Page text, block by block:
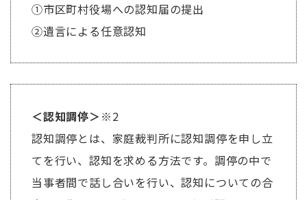
①市区町村役場への認知届の提出
②遺言による任意認知
＜認知調停＞ ※2
認知調停とは、家庭裁判所に認知調停を申し立
てを行い、認知を求める方法です。調停の中で
当事者間で話し合いを行い、認知についての合